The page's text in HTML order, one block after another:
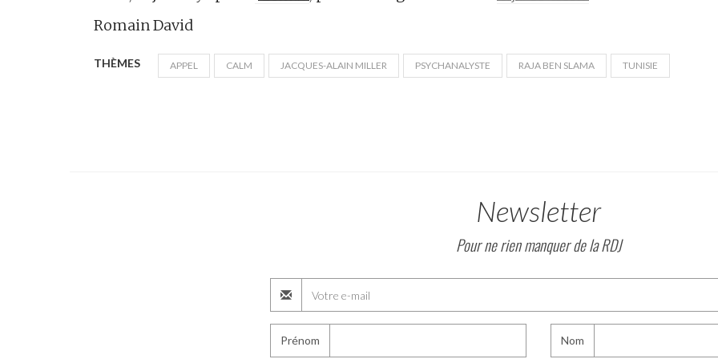
Romain David
THÈMES APPEL CALM JACQUES-ALAIN MILLER PSYCHANALYSTE RAJA BEN SLAMA TUNISIE
Newsletter
Pour ne rien manquer de la RDJ
Prénom Nom